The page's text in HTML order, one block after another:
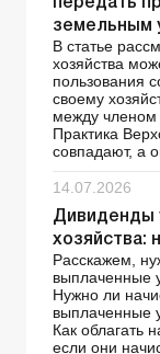
передать
земельным
В статье
хозяйства
пользования
своему
между
Практика
совпадают, а
14.07.2026
Дивиденды
хозяйства:
Расскажем,
выплаченные
Нужно ли
выплаченные
Как облагать
если они